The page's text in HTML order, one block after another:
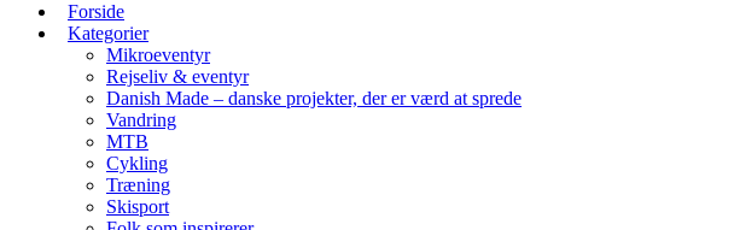
Forside
Kategorier
Mikroeventyr
Rejseliv & eventyr
Danish Made – danske projekter, der er værd at sprede
Vandring
MTB
Cykling
Træning
Skisport